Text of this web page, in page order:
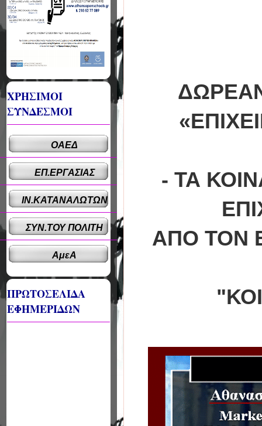
- ΤΑ
ΑΠΟ ΤΟΝ
ΧΡΗΣΙΜΟΙ
ΣΥΝΔΕΣΜΟΙ
ΟΑΕΔ
ΕΠ.ΕΡΓΑΣΙΑΣ
ΙΝ.ΚΑΤΑΝΑΛΩΤΩΝ
ΣΥΝ.ΤΟΥ ΠΟΛΙΤΗ
ΑμεΑ
ΠΡΩΤΟΣΕΛΙΔΑ
ΕΦΗΜΕΡΙΔΩΝ